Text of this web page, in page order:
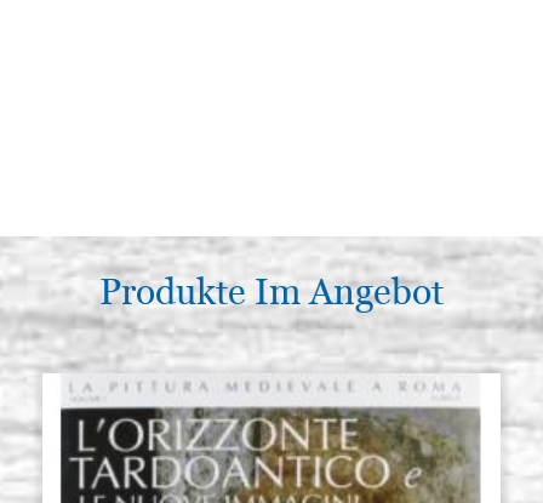
Produkte Im Angebot